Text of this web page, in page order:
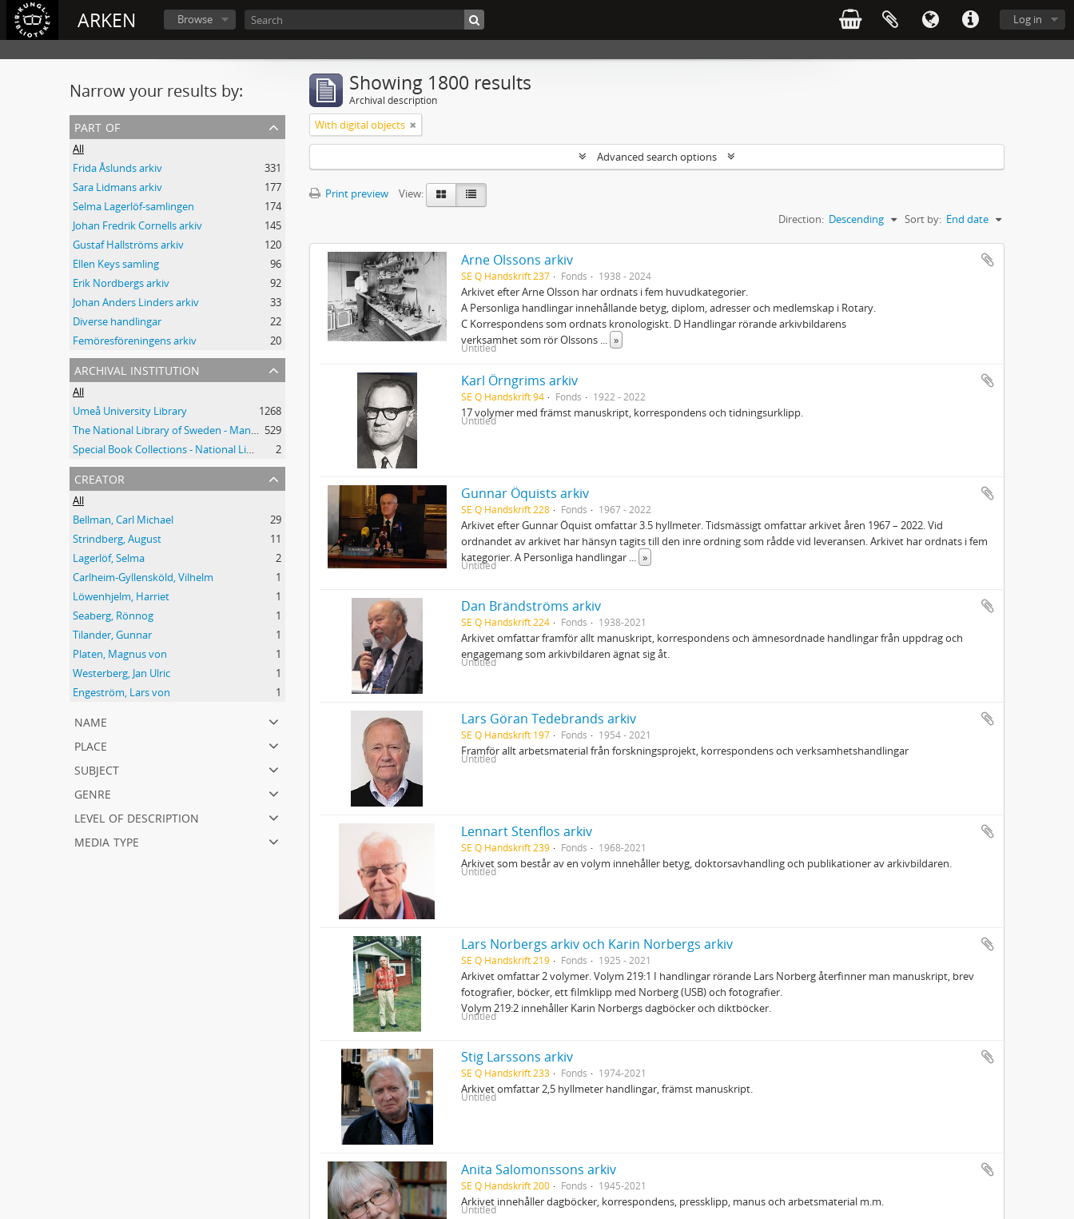
ARKEN Log in
Browse
Narrow your results by:
part of
All
Frida Åslunds arkiv
331
Sara Lidmans arkiv
177
Selma Lagerlöf-samlingen
174
Johan Fredrik Cornells arkiv
145
Gustaf Hallströms arkiv
120
Ellen Keys samling
96
Erik Nordbergs arkiv
92
Johan Anders Linders arkiv
33
Diverse handlingar
22
Femöresföreningens arkiv
20
archival institution
All
Umeå University Library
1268
The National Library of Sweden - Manuscripts Collections 529
Special Book Collections - National Library of Sweden
2
creator
All
Bellman, Carl Michael
29
Strindberg, August
11
Lagerlöf, Selma
2
Carlheim-Gyllensköld, Vilhelm
1
Löwenhjelm, Harriet
1
Seaberg, Rönnog
1
Tilander, Gunnar
1
Platen, Magnus von
1
Westerberg, Jan Ulric
1
Engeström, Lars von
1
name
place
subject
genre
level of description
media type
Showing 1800 results
Archival description
With digital objects
Advanced search options
Print preview
View:
Sort by: End date
Direction: Descending
Arne Olssons arkiv
SE Q Handskrift 237 Fonds 1938 - 2024
Arkivet efter Arne Olsson har ordnats i fem huvudkategorier.
A Personliga handlingar innehållande betyg, diplom, adresser och medlemskap i Rotary.
C Korrespondens som ordnats kronologiskt. D Handlingar rörande arkivbildarens
verksamhet som rör Olssons
»
Untitled
Karl Örngrims arkiv
SE Q Handskrift 94 Fonds 1922 - 2022
17 volymer med främst manuskript, korrespondens och tidningsurklipp.
Untitled
Gunnar Öquists arkiv
SE Q Handskrift 228 Fonds 1967 - 2022
Arkivet efter Gunnar Öquist omfattar 3.5 hyllmeter. Tidsmässigt omfattar arkivet åren 1967 – 2022. Vid
ordnandet av arkivet har hänsyn tagits till den inre ordning som rådde vid leveransen. Arkivet har ordnats i fem
kategorier. A Personliga handlingar
»
Untitled
Dan Brändströms arkiv
SE Q Handskrift 224 Fonds 1938-2021
Arkivet omfattar framför allt manuskript, korrespondens och ämnesordnade handlingar från uppdrag och
engagemang som arkivbildaren ägnat sig åt.
Untitled
Lars Göran Tedebrands arkiv
SE Q Handskrift 197 Fonds 1954 - 2021
Framför allt arbetsmaterial från forskningsprojekt, korrespondens och verksamhetshandlingar
Untitled
Lennart Stenflos arkiv
SE Q Handskrift 239 Fonds 1968-2021
Arkivet som består av en volym innehåller betyg, doktorsavhandling och publikationer av arkivbildaren.
Untitled
Lars Norbergs arkiv och Karin Norbergs arkiv
SE Q Handskrift 219 Fonds 1925 - 2021
Arkivet omfattar 2 volymer. Volym 219:1 I handlingar rörande Lars Norberg återfinner man manuskript, brev
fotografier, böcker, ett filmklipp med Norberg (USB) och fotografier.
Volym 219:2 innehåller Karin Norbergs dagböcker och diktböcker.
Untitled
Stig Larssons arkiv
SE Q Handskrift 233 Fonds 1974-2021
Arkivet omfattar 2,5 hyllmeter handlingar, främst manuskript.
Untitled
Anita Salomonssons arkiv
SE Q Handskrift 200 Fonds 1945-2021
Arkivet innehåller dagböcker, korrespondens, pressklipp, manus och arbetsmaterial m.m.
Untitled